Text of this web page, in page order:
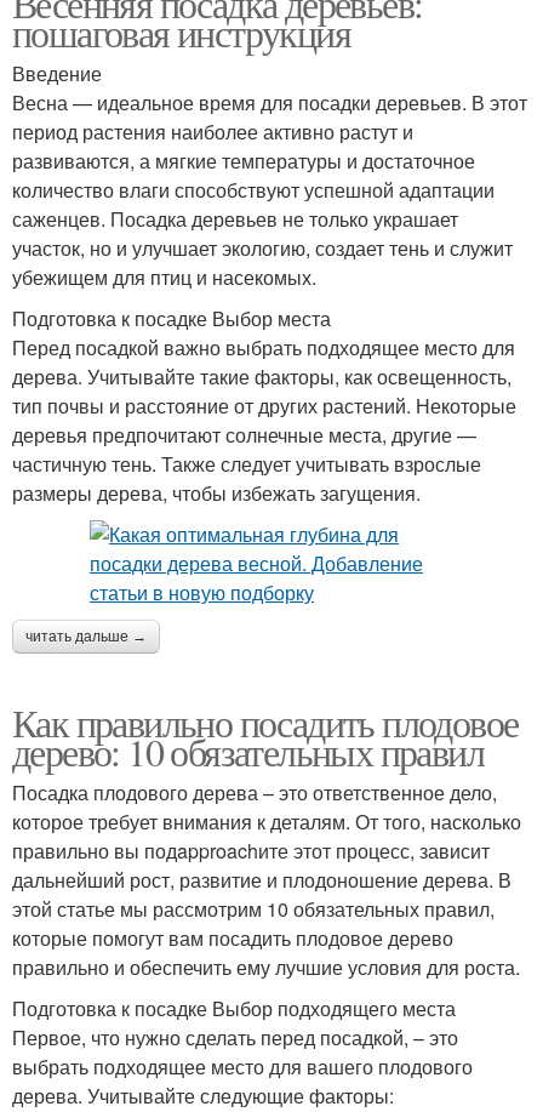
пошаговая инструкция
Введение
Весна — идеальное время для посадки деревьев. В этот
период растения наиболее активно растут и
развиваются, а мягкие температуры и достаточное
количество влаги способствуют успешной адаптации
саженцев. Посадка деревьев не только украшает
участок, но и улучшает экологию, создает тень и служит
убежищем для птиц и насекомых.
Подготовка к посадке Выбор места
Перед посадкой важно выбрать подходящее место для
дерева. Учитывайте такие факторы, как освещенность,
тип почвы и расстояние от других растений. Некоторые
деревья предпочитают солнечные места, другие —
частичную тень. Также следует учитывать взрослые
размеры дерева, чтобы избежать загущения.
читать дальше →
Как правильно посадить плодовое
дерево: 10 обязательных правил
Посадка плодового дерева – это ответственное дело,
которое требует внимания к деталям. От того, насколько
правильно вы подapproachите этот процесс, зависит
дальнейший рост, развитие и плодоношение дерева. В
этой статье мы рассмотрим 10 обязательных правил,
которые помогут вам посадить плодовое дерево
правильно и обеспечить ему лучшие условия для роста.
Подготовка к посадке Выбор подходящего места
Первое, что нужно сделать перед посадкой, – это
выбрать подходящее место для вашего плодового
дерева. Учитывайте следующие факторы: